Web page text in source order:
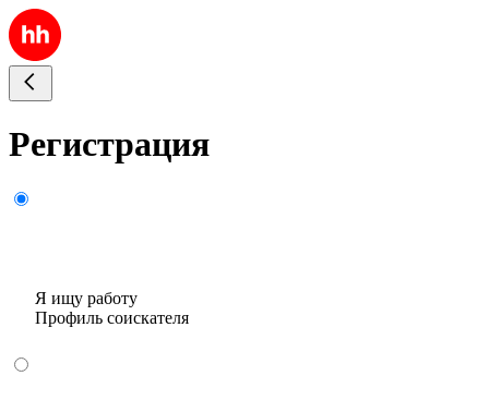
Регистрация
Я ищу работу
Профиль соискателя